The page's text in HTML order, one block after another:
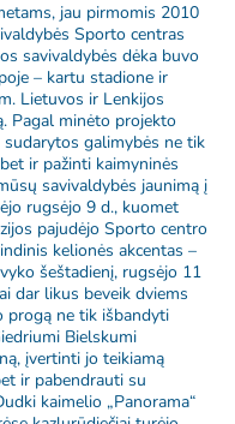
jau pirmomis 2010
Sporto centras
savivaldybės dėka buvo
– kartu stadione ir
Lietuvos ir Lenkijos
Pagal minėto projekto
galimybės ne tik
ir pažinti kaimyninės
savivaldybės jaunimą į
rugsėjo 9 d., kuomet
pajudėjo Sporto centro
kelionės akcentas –
šeštadienį, rugsėjo 11
dar likus beveik dviems
progą ne tik išbandyti
Bielskumi
įvertinti jo teikiamą
ir pabendrauti su
kaimelio „Panorama“